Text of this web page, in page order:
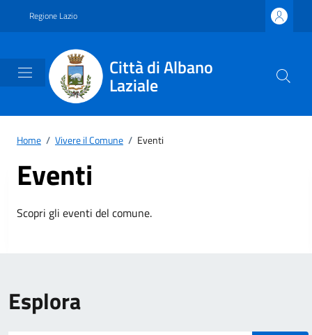
Regione Lazio
Città di Albano
Laziale
Home / Vivere il Comune / Eventi
Eventi
Scopri gli eventi del comune.
Esplora